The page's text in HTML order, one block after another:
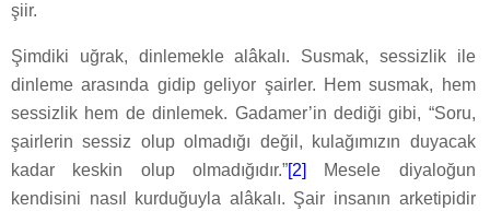
şiir.
Şimdiki uğrak, dinlemekle alâkalı. Susmak, sessizlik ile
dinleme arasında gidip geliyor şairler. Hem susmak, hem
sessizlik hem de dinlemek. Gadamer’in dediği gibi, “Soru,
şairlerin sessiz olup olmadığı değil, kulağımızın duyacak
kadar keskin olup olmadığıdır.”[2]
Mesele diyaloğun
kendisini nasıl kurduğuyla alâkalı. Şair insanın arketipidir